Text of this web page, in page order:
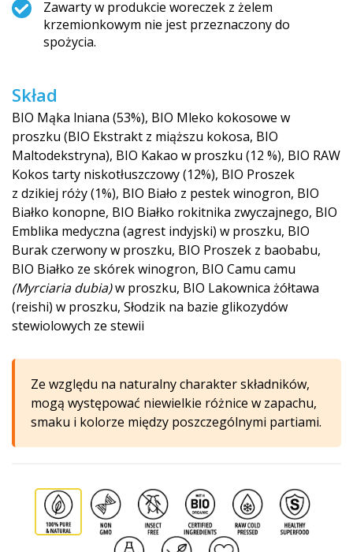
Zawarty w produkcie woreczek z żelem
krzemionkowym nie jest przeznaczony do
spożycia.
Skład
BIO Mąka lniana (53%), BIO Mleko kokosowe w
proszku (BIO Ekstrakt z miąższu kokosa, BIO
Maltodekstryna), BIO Kakao w proszku (12 %), BIO RAW
Kokos tarty niskotłuszczowy (12%), BIO Proszek
z dzikiej róży (1%), BIO Biało z pestek winogron, BIO
Białko konopne, BIO Białko rokitnika zwyczajnego, BIO
Emblika medyczna (agrest indyjski) w proszku, BIO
Burak czerwony w proszku, BIO Proszek z baobabu,
BIO Białko ze skórek winogron, BIO Camu camu
(Myrciaria dubia)w proszku, BIO Lakownica żółtawa
(reishi) w proszku, Słodzik na bazie glikozydów
stewiolowych ze stewii
Ze względu na naturalny charakter składników,
mogą występować niewielkie różnice w zapachu,
smaku i kolorze między poszczególnymi partiami.